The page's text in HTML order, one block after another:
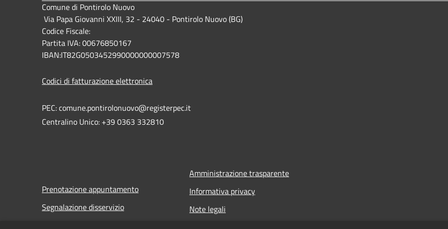
Comune di Pontirolo Nuovo
Via Papa Giovanni XXIII, 32 - 24040 - Pontirolo Nuovo (BG)
Codice Fiscale:
Partita IVA: 00676850167
IBAN:IT82G0503452990000000007578
Codici di fatturazione elettronica
PEC: comune.pontirolonuovo@registerpec.it
Centralino Unico: +39 0363 332810
Prenotazione appuntamento
Segnalazione disservizio
Amministrazione trasparente
Informativa privacy
Note legali